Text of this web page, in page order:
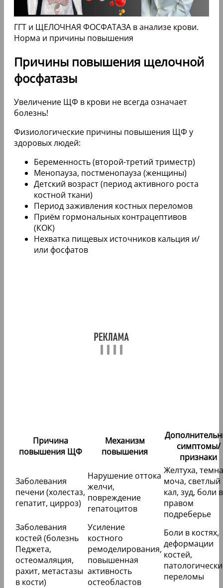
ГГТ и ЩЕЛОЧНАЯ ФОСФАТАЗА в анализе крови.
Норма и причины повышения
Причины повышения щелочной
фосфатазы
Увеличение ЩФ в крови не всегда означает
болезнь!
Физиологические причины повышения ЩФ у
здоровых людей:
Беременность (второй-третий триместр)
Менопауза, постменопауза (женщины)
Детский возраст (период активного роста
костной ткани)
Период заживления костных переломов
Приём гормональных контрацептивов
(КОК)
Нехватка пищевых источников кальция и/
или фосфатов
Причина
повышения ЩФ
Механизм
повышения
симптомы/
признаки
Заболевания
печени (холестаз,
гепатит, цирроз)
Нарушение оттока
желчи,
повреждение
гепатоцитов
Желтуха,
моча, светлый
кал, зуд, боли в
правом
подреберье
Заболевания
костей (болезнь
Педжета,
остеомаляция,
рахит, метастазы
в кости)
Усиление
костного
ремоделирования,
повышенная
активность
остеобластов
Боли в костях,
деформации
костей,
переломы